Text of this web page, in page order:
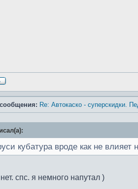
Re: Автокаско - суперскидки.
кубатура вроде как не влияет
спс. я немного напутал )